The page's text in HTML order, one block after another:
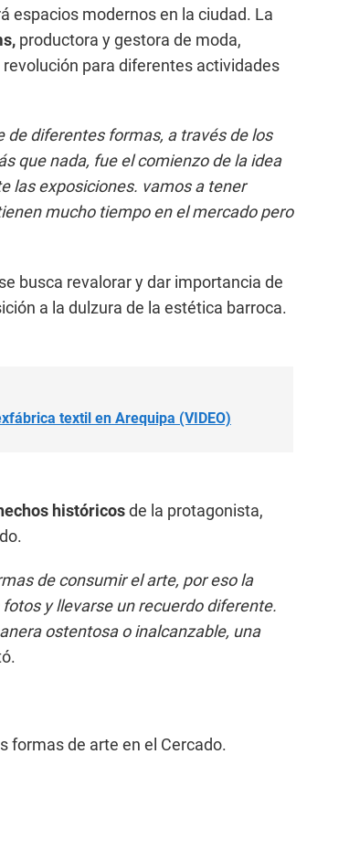
espacios modernos en la ciudad. La
productora y gestora de moda,
para diferentes actividades
de diferentes formas, a través de los
que nada, fue el comienzo de la idea
las exposiciones. vamos a tener
mucho tiempo en el mercado pero
busca revalorar y dar importancia de
a la dulzura de la estética barroca.
textil en Arequipa (VIDEO)
históricosde la protagonista,
de consumir el arte, por eso la
y llevarse un recuerdo diferente.
ostentosa o inalcanzable, una
formas de arte en el Cercado.